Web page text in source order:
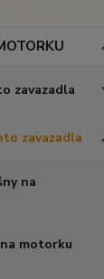
zavazadla
zavazadla
na
motorku